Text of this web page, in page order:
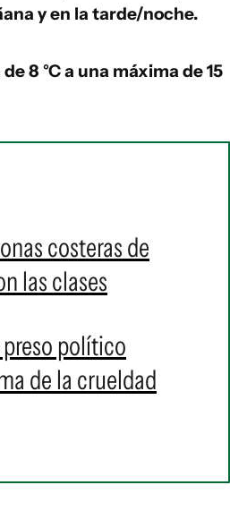
y en la tarde/noche.
8 °C a una máxima de 15
costeras de
las clases
político
de la crueldad